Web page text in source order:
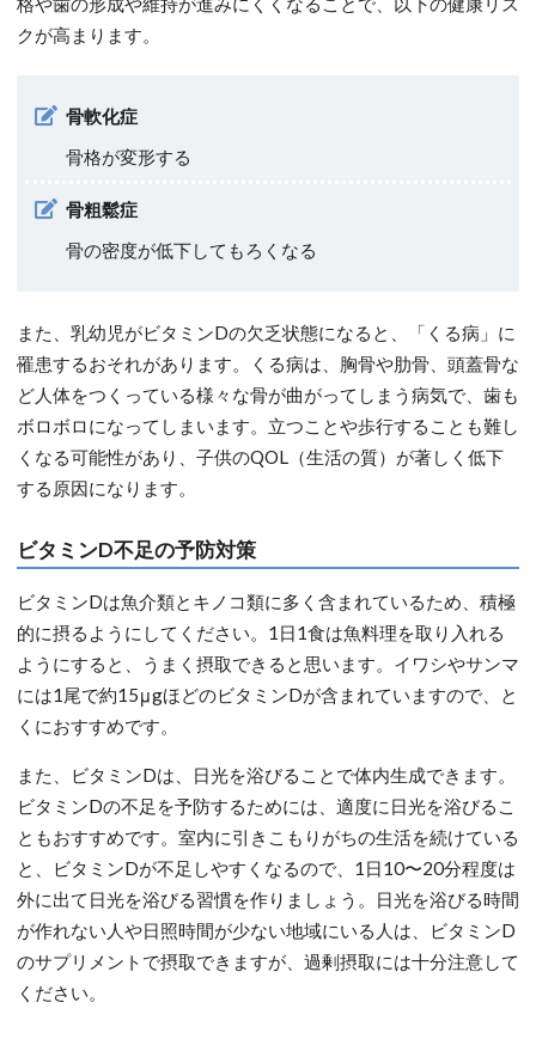
クが高まります。
骨軟化症
骨格が変形する
骨粗鬆症
骨の密度が低下してもろくなる
また、乳幼児がビタミンDの欠乏状態になると、「くる病」に
罹患するおそれがあります。くる病は、胸骨や肋骨、頭蓋骨な
ど人体をつくっている様々な骨が曲がってしまう病気で、歯も
ボロボロになってしまいます。立つことや歩行することも難し
くなる可能性があり、子供のQOL（生活の質）が著しく低下
する原因になります。
ビタミンD不足の予防対策
ビタミンDは魚介類とキノコ類に多く含まれているため、積極
的に摂るようにしてください。1日1食は魚料理を取り入れる
ようにすると、うまく摂取できると思います。イワシやサンマ
には1尾で約15μgほどのビタミンDが含まれていますので、と
くにおすすめです。
また、ビタミンDは、日光を浴びることで体内生成できます。
ビタミンDの不足を予防するためには、適度に日光を浴びるこ
ともおすすめです。室内に引きこもりがちの生活を続けている
と、ビタミンDが不足しやすくなるので、1日10〜20分程度は
外に出て日光を浴びる習慣を作りましょう。日光を浴びる時間
が作れない人や日照時間が少ない地域にいる人は、ビタミンD
のサプリメントで摂取できますが、過剰摂取には十分注意して
ください。